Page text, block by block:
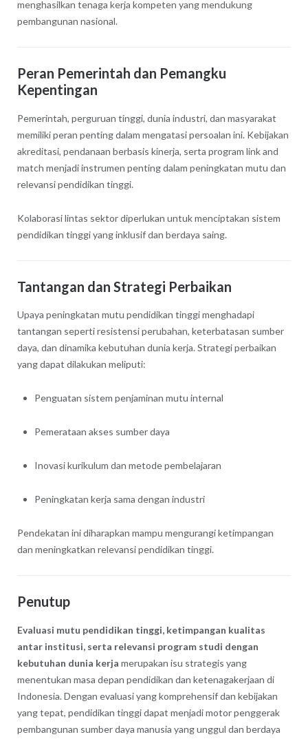
menghasilkan tenaga kerja kompeten yang mendukung
pembangunan nasional.
Peran Pemerintah dan Pemangku
Kepentingan
Pemerintah, perguruan tinggi, dunia industri, dan masyarakat
memiliki peran penting dalam mengatasi persoalan ini. Kebijakan
akreditasi, pendanaan berbasis kinerja, serta program link and
match menjadi instrumen penting dalam peningkatan mutu dan
relevansi pendidikan tinggi.
Kolaborasi lintas sektor diperlukan untuk menciptakan sistem
pendidikan tinggi yang inklusif dan berdaya saing.
Tantangan dan Strategi Perbaikan
Upaya peningkatan mutu pendidikan tinggi menghadapi
tantangan seperti resistensi perubahan, keterbatasan sumber
daya, dan dinamika kebutuhan dunia kerja. Strategi perbaikan
yang dapat dilakukan meliputi:
Penguatan sistem penjaminan mutu internal
Pemerataan akses sumber daya
Inovasi kurikulum dan metode pembelajaran
Peningkatan kerja sama dengan industri
Pendekatan ini diharapkan mampu mengurangi ketimpangan
dan meningkatkan relevansi pendidikan tinggi.
Penutup
Evaluasi mutu pendidikan tinggi, ketimpangan kualitas
antar institusi, serta relevansi program studi dengan
kebutuhan dunia kerja merupakan isu strategis yang
menentukan masa depan pendidikan dan ketenagakerjaan di
Indonesia. Dengan evaluasi yang komprehensif dan kebijakan
yang tepat, pendidikan tinggi dapat menjadi motor penggerak
pembangunan sumber daya manusia yang unggul dan berdaya